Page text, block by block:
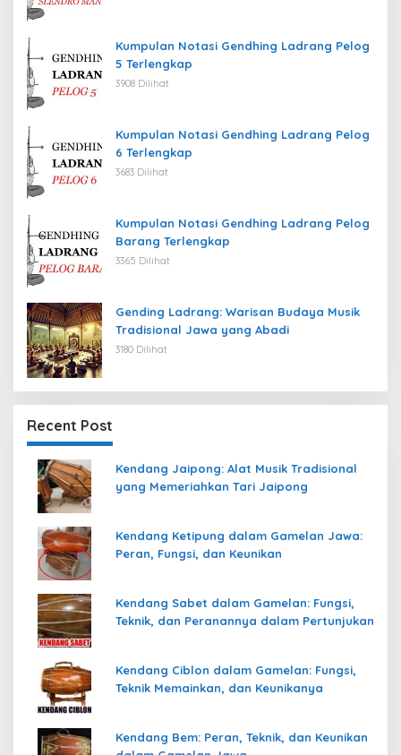
Kumpulan Notasi Gendhing Ladrang Pelog
5 Terlengkap
3908 Dilihat
Kumpulan Notasi Gendhing Ladrang Pelog
6 Terlengkap
3683 Dilihat
Kumpulan Notasi Gendhing Ladrang Pelog
Barang Terlengkap
3365 Dilihat
Gending Ladrang: Warisan Budaya Musik
Tradisional Jawa yang Abadi
3180 Dilihat
Recent Post
Kendang Jaipong: Alat Musik Tradisional
yang Memeriahkan Tari Jaipong
Kendang Ketipung dalam Gamelan Jawa:
Peran, Fungsi, dan Keunikan
Kendang Sabet dalam Gamelan: Fungsi,
Teknik, dan Peranannya dalam Pertunjukan
Kendang Ciblon dalam Gamelan: Fungsi,
Teknik Memainkan, dan Keunikanya
Kendang Bem: Peran, Teknik, dan Keunikan